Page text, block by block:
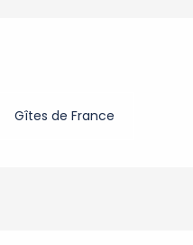
Gîtes de France